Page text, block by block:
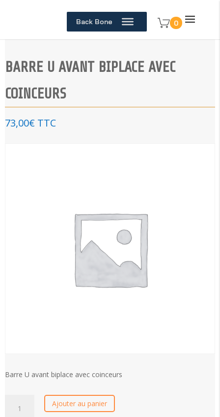
Back Bone 0
BARRE U AVANT BIPLACE AVEC
COINCEURS
73,00€ TTC
Barre U avant biplace avec coinceurs
Ajouter au panier